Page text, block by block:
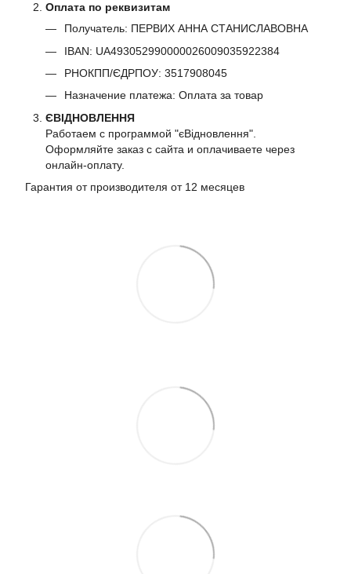
Оплата по реквизитам
Получатель: ПЕРВИХ АННА СТАНИСЛАВОВНА
IBAN: UA493052990000026009035922384
РНОКПП/ЄДРПОУ: 3517908045
Назначение платежа: Оплата за товар
ЄВІДНОВЛЕННЯ
Работаем с программой "єВідновлення".
Оформляйте заказ с сайта и оплачиваете через
онлайн-оплату.
Гарантия от производителя от 12 месяцев